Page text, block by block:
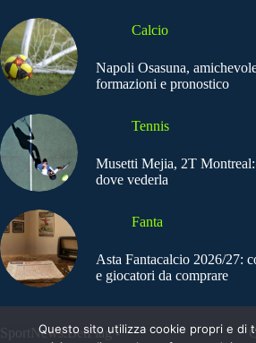
Calcio
Napoli Osasuna,
formazioni e pronostico
Tennis
Musetti Mejia, 2T
dove vederla
Fanta
Asta Fantacalcio 2026/27:
e giocatori da comprare
SportNews.BetFlag -
Questo sito utilizza cookie propri e di